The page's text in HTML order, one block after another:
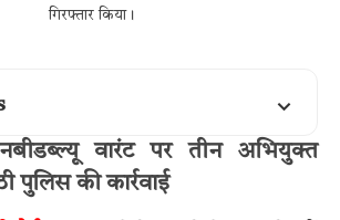
गिरफ्तार किया।
वारंट पर तीन अभियुक्त
पुलिस की कार्रवाई